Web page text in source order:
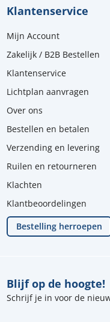
Blijf op de hoogte!
Schrijf je in voor de
Klantenservice
Mijn Account
Zakelijk / B2B Bestellen
Klantenservice
Lichtplan aanvragen
Over ons
Bestellen en betalen
Verzending en levering
Ruilen en retourneren
Klachten
Klantbeoordelingen
Bestelling herroepen